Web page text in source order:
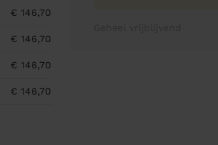
€ 146,70
€ 146,70
€ 146,70
€ 146,70